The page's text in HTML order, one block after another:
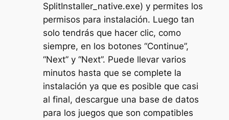
SplitInstaller_native.exe) y permites los
permisos para instalación. Luego tan
solo tendrás que hacer clic, como
siempre, en los botones “Continue”,
“Next” y “Next”. Puede llevar varios
minutos hasta que se complete la
instalación ya que es posible que casi
al final, descargue una base de datos
para los juegos que son compatibles